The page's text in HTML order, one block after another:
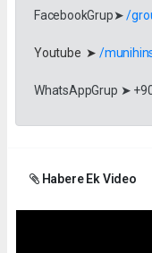
FacebookGrup➤/
Youtube ➤ /
WhatsAppGrup ➤
Habere Ek Video